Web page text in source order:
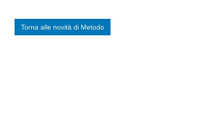
Torna alle novità di Metodo